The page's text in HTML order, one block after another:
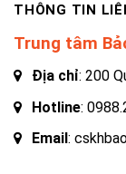
THÔNG TIN
Trung tâm
Địa chỉ: 200
Hotline:
Email :